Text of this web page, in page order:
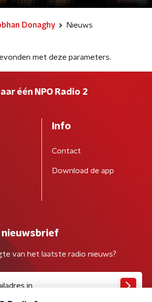
Donaghy Nieuws
met deze parameters.
één NPO Radio 2
Info
Contact
Download de app
nieuwsbrief
van het laatste radio nieuws?